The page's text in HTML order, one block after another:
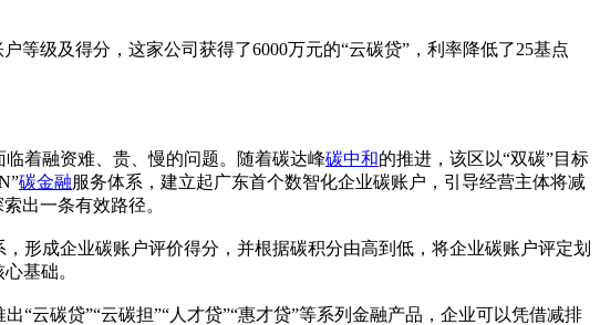
级及得分，这家公司获得了6000万元的“云碳贷”，利率降低了25基点
着融资难、贵、慢的问题。随着碳达峰碳中和的推进，该区以“双碳”目标
碳金融服务体系，建立起广东首个数智化企业碳账户，引导经营主体将减
出一条有效路径。
形成企业碳账户评价得分，并根据碳积分由高到低，将企业碳账户评定划
基础。
云碳贷”“云碳担”“人才贷”“惠才贷”等系列金融产品，企业可以凭借减排